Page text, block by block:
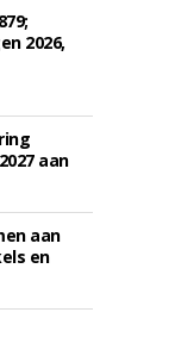
2026,
aan
aan
en